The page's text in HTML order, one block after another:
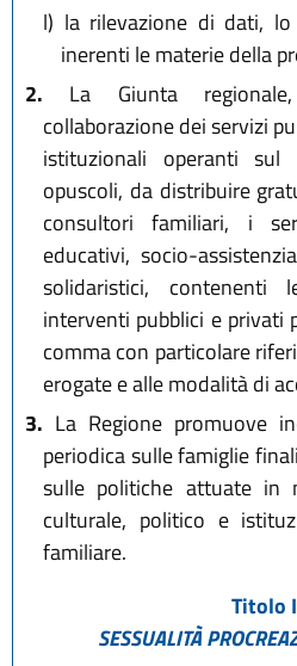
l) la rilevazione di dati,
inerenti le materie della
2. La Giunta
collaborazione dei servizi
istituzionali operanti sul
opuscoli, da distribuire
consultori familiari, i
educativi, socio-
solidaristici, contenenti
interventi pubblici e privati
comma con particolare
erogate e alle modalità di
3. La Regione promuove
periodica sulle famiglie
sulle politiche attuate in
culturale, politico e
familiare.
Titolo
SESSUALITÀ